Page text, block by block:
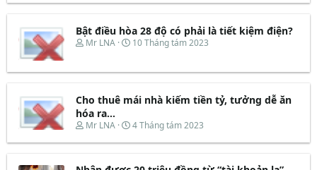
a
t
e
ầ
r
a
d
a
t
e
r
à
b
ắ
ầ
Bật điều hòa 28 độ có phải là tiết kiệm điện?
T
e
d
s
t
a
r
e
Mr LNA
N
y
ắ
đ
ầ
u
10 Tháng tám 2023
Cho thuê mái nhà kiếm tiền tỷ, tưởng dễ ăn
hóa ra...
T
r
Mr LNA
N
à
4 Tháng tám 2023